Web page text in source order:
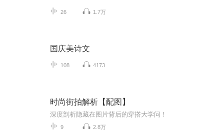
26 1.7万
国庆美诗文
108 4173
时尚街拍解析【配图】
深度剖析隐藏在图片背后的穿搭大学问！
9 2.8万